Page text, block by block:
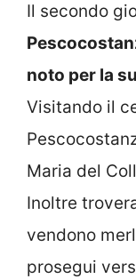
Il secondo
noto per la
Visitando il
Maria del
Inoltre
vendono
prosegui